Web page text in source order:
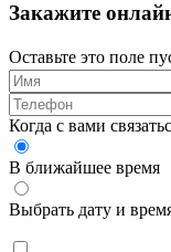
Закажите
Оставьте это поле
Когда с вами
В ближайшее время
Выбрать дату и